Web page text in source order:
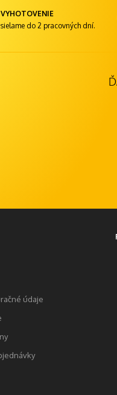
VYHOTOVENIE
do 2 pracovných dní.
údaje